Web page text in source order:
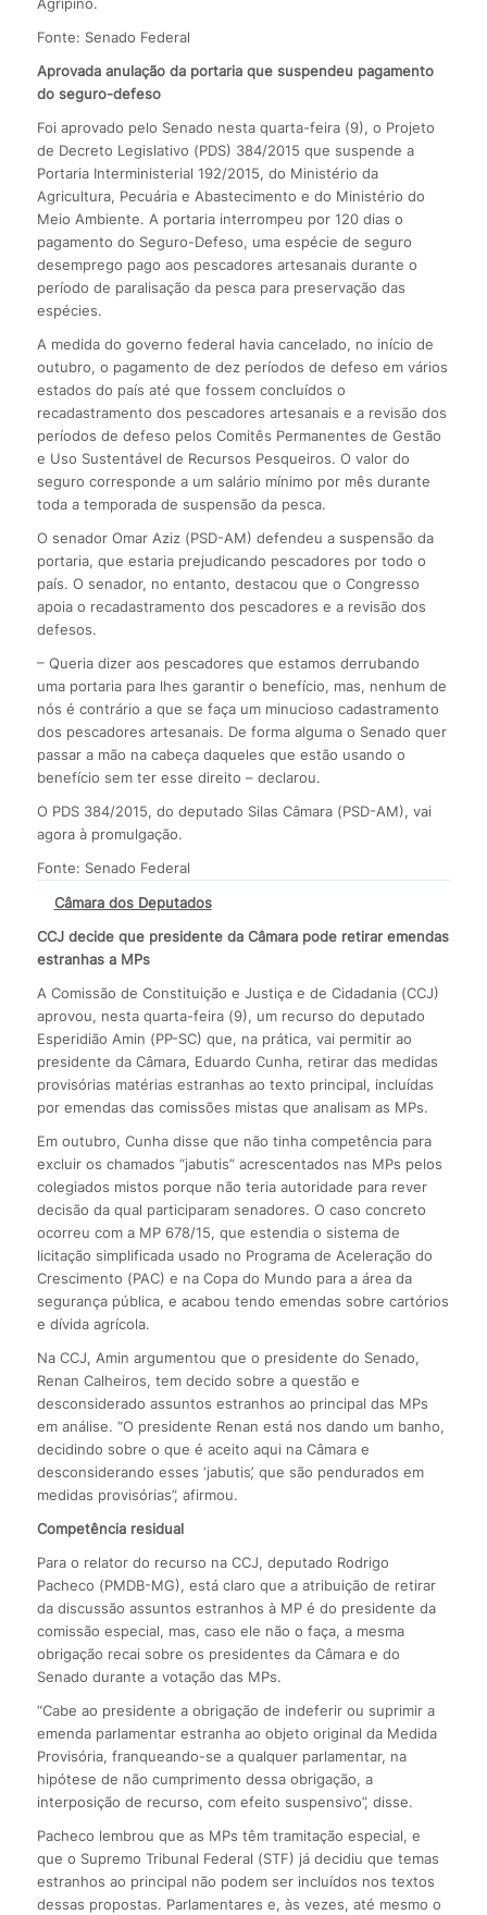
Fonte: Senado Federal
Aprovada anulação da portaria que suspendeu pagamento
do seguro-defeso
Foi aprovado pelo Senado nesta quarta-feira (9), o Projeto
de Decreto Legislativo (PDS) 384/2015 que suspende a
Portaria Interministerial 192/2015, do Ministério da
Agricultura, Pecuária e Abastecimento e do Ministério do
Meio Ambiente. A portaria interrompeu por 120 dias o
pagamento do Seguro-Defeso, uma espécie de seguro
desemprego pago aos pescadores artesanais durante o
período de paralisação da pesca para preservação das
espécies.
A medida do governo federal havia cancelado, no início de
outubro, o pagamento de dez períodos de defeso em vários
estados do país até que fossem concluídos o
recadastramento dos pescadores artesanais e a revisão dos
períodos de defeso pelos Comitês Permanentes de Gestão
e Uso Sustentável de Recursos Pesqueiros. O valor do
seguro corresponde a um salário mínimo por mês durante
toda a temporada de suspensão da pesca.
O senador Omar Aziz (PSD-AM) defendeu a suspensão da
portaria, que estaria prejudicando pescadores por todo o
país. O senador, no entanto, destacou que o Congresso
apoia o recadastramento dos pescadores e a revisão dos
defesos.
– Queria dizer aos pescadores que estamos derrubando
uma portaria para lhes garantir o benefício, mas, nenhum de
nós é contrário a que se faça um minucioso cadastramento
dos pescadores artesanais. De forma alguma o Senado quer
passar a mão na cabeça daqueles que estão usando o
benefício sem ter esse direito – declarou.
O PDS 384/2015, do deputado Silas Câmara (PSD-AM), vai
agora à promulgação.
Fonte: Senado Federal
Câmara dos Deputados
CCJ decide que presidente da Câmara pode retirar emendas
estranhas a MPs
A Comissão de Constituição e Justiça e de Cidadania (CCJ)
aprovou, nesta quarta-feira (9), um recurso do deputado
Esperidião Amin (PP-SC) que, na prática, vai permitir ao
presidente da Câmara, Eduardo Cunha, retirar das medidas
provisórias matérias estranhas ao texto principal, incluídas
por emendas das comissões mistas que analisam as MPs.
Em outubro, Cunha disse que não tinha competência para
excluir os chamados “jabutis” acrescentados nas MPs pelos
colegiados mistos porque não teria autoridade para rever
decisão da qual participaram senadores. O caso concreto
ocorreu com a MP 678/15, que estendia o sistema de
licitação simplificada usado no Programa de Aceleração do
Crescimento (PAC) e na Copa do Mundo para a área da
segurança pública, e acabou tendo emendas sobre cartórios
e dívida agrícola.
Na CCJ, Amin argumentou que o presidente do Senado,
Renan Calheiros, tem decido sobre a questão e
desconsiderado assuntos estranhos ao principal das MPs
em análise. “O presidente Renan está nos dando um banho,
decidindo sobre o que é aceito aqui na Câmara e
desconsiderando esses ‘jabutis’, que são pendurados em
medidas provisórias”, afirmou.
Competência residual
Para o relator do recurso na CCJ, deputado Rodrigo
Pacheco (PMDB-MG), está claro que a atribuição de retirar
da discussão assuntos estranhos à MP é do presidente da
comissão especial, mas, caso ele não o faça, a mesma
obrigação recai sobre os presidentes da Câmara e do
Senado durante a votação das MPs.
“Cabe ao presidente a obrigação de indeferir ou suprimir a
emenda parlamentar estranha ao objeto original da Medida
Provisória, franqueando-se a qualquer parlamentar, na
hipótese de não cumprimento dessa obrigação, a
interposição de recurso, com efeito suspensivo”, disse.
Pacheco lembrou que as MPs têm tramitação especial, e
que o Supremo Tribunal Federal (STF) já decidiu que temas
estranhos ao principal não podem ser incluídos nos textos
dessas propostas. Parlamentares e, às vezes, até mesmo o